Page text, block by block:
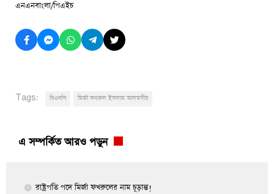
এনএনবাংলা/পিএইচ
Tags: বিএনপি মির্জা ফখরুল ইসলাম আলমগীর
এ সম্পর্কিত আরও পড়ুন
রাষ্ট্রপতি পদে মির্জা ফখরুলের নাম চূড়ান্ত!